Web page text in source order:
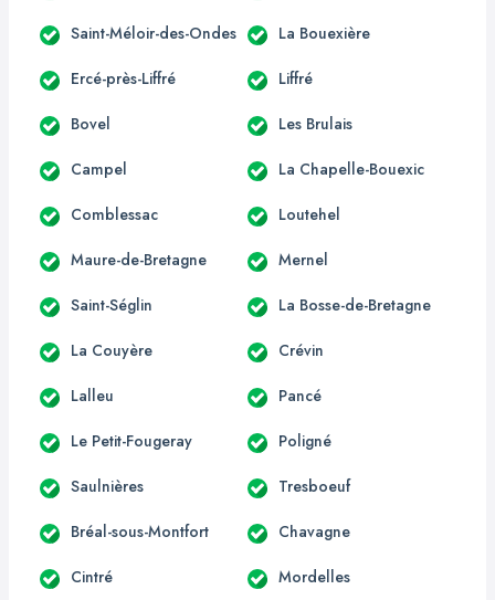
Saint-Méloir-des-Ondes La Bouexière
Ercé-près-Liffré Liffré
Bovel Les Brulais
Campel La Chapelle-Bouexic
Comblessac Loutehel
Maure-de-Bretagne Mernel
Saint-Séglin La Bosse-de-Bretagne
La Couyère Crévin
Lalleu Pancé
Le Petit-Fougeray Poligné
Saulnières Tresboeuf
Bréal-sous-Montfort Chavagne
Cintré Mordelles